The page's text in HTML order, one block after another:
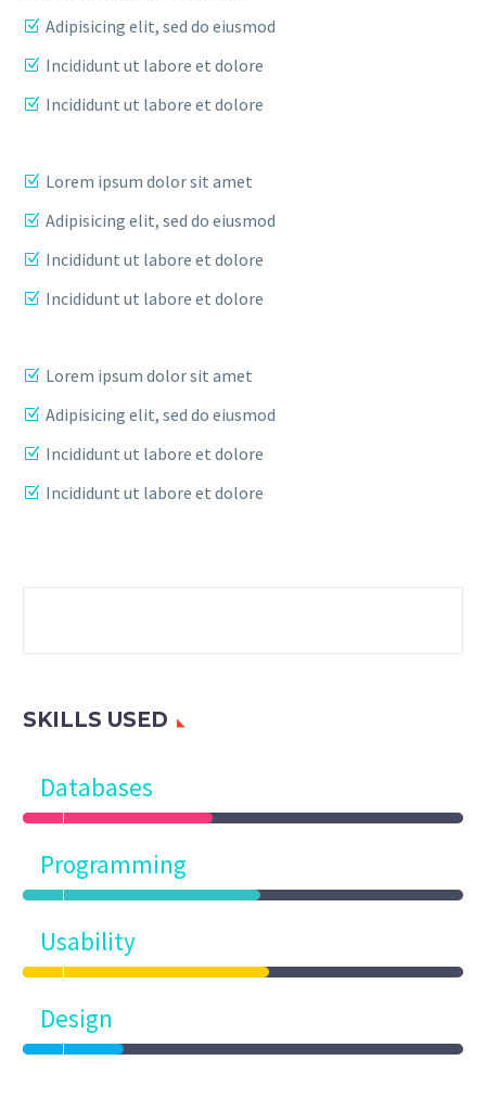
Adipisicing elit, sed do eiusmod
Incididunt ut labore et dolore
Incididunt ut labore et dolore
Lorem ipsum dolor sit amet
Adipisicing elit, sed do eiusmod
Incididunt ut labore et dolore
Incididunt ut labore et dolore
Lorem ipsum dolor sit amet
Adipisicing elit, sed do eiusmod
Incididunt ut labore et dolore
Incididunt ut labore et dolore
SKILLS USED
Databases
Programming
Usability
Design